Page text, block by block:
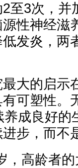
至3次，并
性神经滋
发炎，两
大的启示
可塑性。
成良好的
步，而不